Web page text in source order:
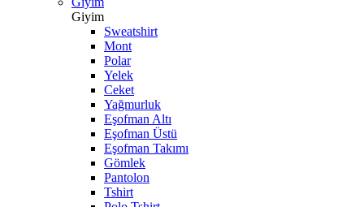
Giyim
Sweatshirt
Mont
Polar
Yelek
Ceket
Yağmurluk
Eşofman Altı
Eşofman Üstü
Eşofman Takımı
Gömlek
Pantolon
Tshirt